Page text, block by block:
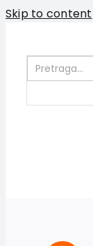
Skip to content
Books